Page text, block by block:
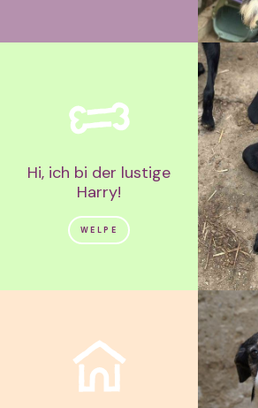
Hi, ich bi der lustige
Harry!
WELPE